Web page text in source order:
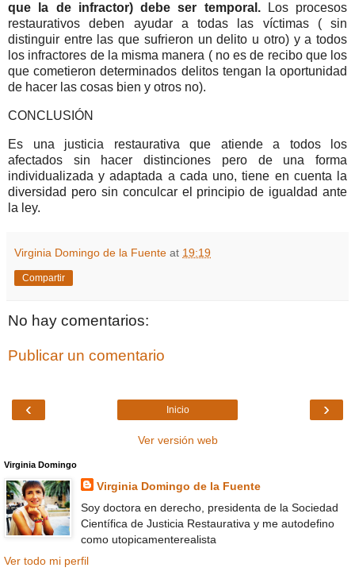
que la de infractor) debe ser temporal.
Los procesos
restaurativos deben ayudar a todas las víctimas ( sin
distinguir entre las que sufrieron un delito u otro) y a todos
los infractores de la misma manera ( no es de recibo que los
que cometieron determinados delitos tengan la oportunidad
de hacer las cosas bien y otros no).
CONCLUSIÓN
Es una justicia restaurativa que atiende a todos los
afectados sin hacer distinciones pero de una forma
individualizada y adaptada a cada uno, tiene en cuenta la
diversidad pero sin conculcar el principio de igualdad ante
la ley.
Virginia Domingo de la Fuente at 19:19
Compartir
No hay comentarios:
Publicar un comentario
‹ ›
Inicio
Ver versión web
Virginia Domingo
Virginia Domingo de la Fuente
Soy doctora en derecho, presidenta de la Sociedad
Científica de Justicia Restaurativa y me autodefino
como utopicamenterealista
Ver todo mi perfil